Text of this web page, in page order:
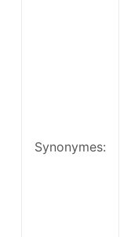
Synonymes: